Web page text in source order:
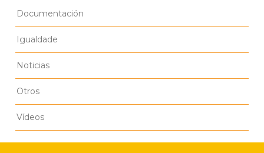
Documentación
Igualdade
Noticias
Otros
Vídeos